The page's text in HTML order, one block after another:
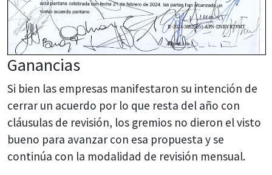
Ganancias
Si bien las empresas manifestaron su intención de
cerrar un acuerdo por lo que resta del año con
cláusulas de revisión, los gremios no dieron el visto
bueno para avanzar con esa propuesta y se
continúa con la modalidad de revisión mensual.